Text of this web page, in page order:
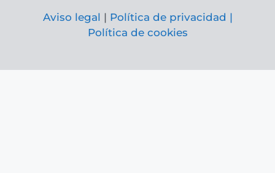
Aviso legal | Política de privacidad |
Política de cookies